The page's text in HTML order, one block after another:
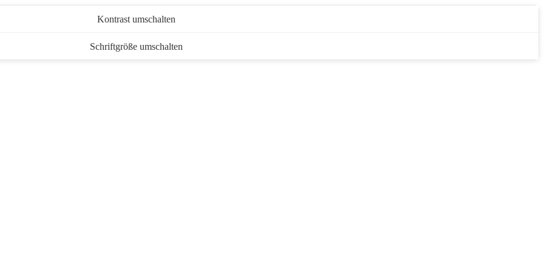
Kontrast umschalten
Schriftgröße umschalten